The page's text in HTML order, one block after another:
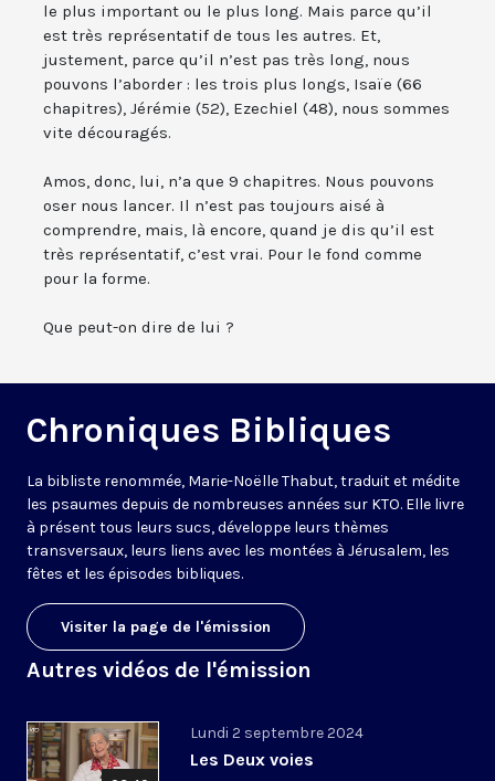
le plus important ou le plus long. Mais parce qu’il
est très représentatif de tous les autres. Et,
justement, parce qu’il n’est pas très long, nous
pouvons l’aborder : les trois plus longs, Isaïe (66
chapitres), Jérémie (52), Ezechiel (48), nous sommes
vite découragés.
Amos, donc, lui, n’a que 9 chapitres. Nous pouvons
oser nous lancer. Il n’est pas toujours aisé à
comprendre, mais, là encore, quand je dis qu’il est
très représentatif, c’est vrai. Pour le fond comme
pour la forme.
Que peut-on dire de lui ?
Chroniques Bibliques
La bibliste renommée, Marie-Noëlle Thabut, traduit et médite
les psaumes depuis de nombreuses années sur KTO. Elle livre
à présent tous leurs sucs, développe leurs thèmes
transversaux, leurs liens avec les montées à Jérusalem, les
fêtes et les épisodes bibliques.
Visiter la page de l'émission
Autres vidéos de l'émission
Lundi 2 septembre 2024
Les Deux voies